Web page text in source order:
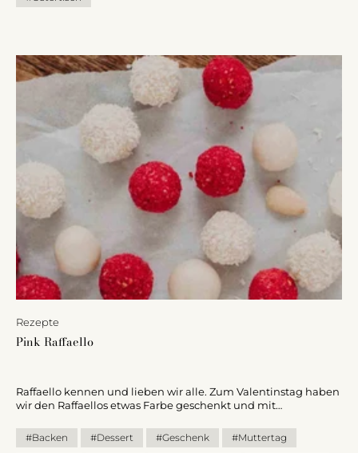
zusammensitzen.
Rezepte
Pink Raffaello
Raffaello kennen und lieben wir alle. Zum Valentinstag haben
wir den Raffaellos etwas Farbe geschenkt und mit
ml als Geschenk verpackt, schmilzt man alleine beim Anblick
der süßen Bällchen mit Mandelkern schon dahin. Liebe geht
#Backen #Dessert #Geschenk #Muttertag